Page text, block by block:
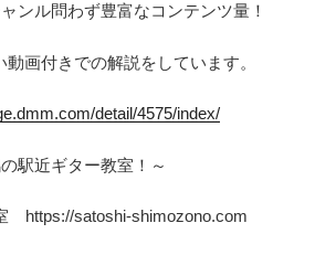
ンル問わず豊富なコンテンツ量！
動画付きでの解説をしています。
detail/4575/index/
駅近ギター教室！～
https://satoshi-shimozono.com